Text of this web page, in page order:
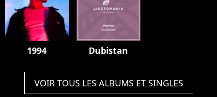
1994 Dubistan
VOIR TOUS LES ALBUMS ET SINGLES